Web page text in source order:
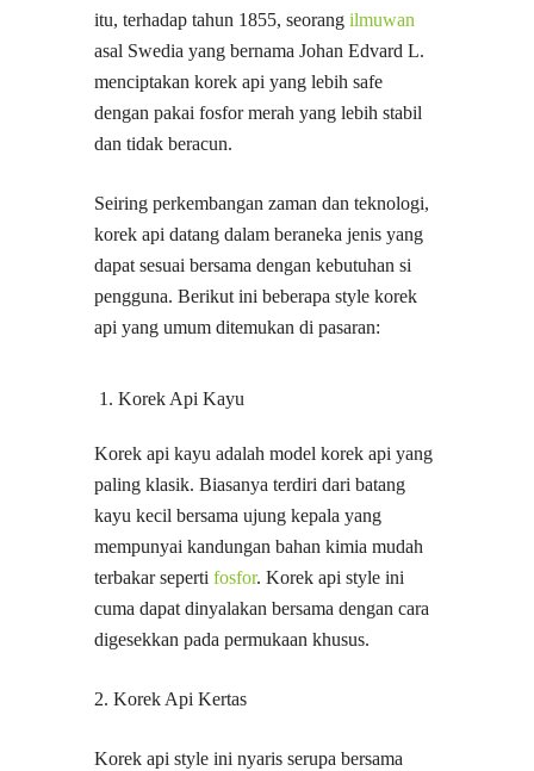
itu, terhadap tahun 1855, seorang ilmuwan
asal Swedia yang bernama Johan Edvard L.
menciptakan korek api yang lebih safe
dengan pakai fosfor merah yang lebih stabil
dan tidak beracun.
Seiring perkembangan zaman dan teknologi,
korek api datang dalam beraneka jenis yang
dapat sesuai bersama dengan kebutuhan si
pengguna. Berikut ini beberapa style korek
api yang umum ditemukan di pasaran:
Korek Api Kayu
Korek api kayu adalah model korek api yang
paling klasik. Biasanya terdiri dari batang
kayu kecil bersama ujung kepala yang
mempunyai kandungan bahan kimia mudah
terbakar seperti fosfor. Korek api style ini
cuma dapat dinyalakan bersama dengan cara
digesekkan pada permukaan khusus.
2. Korek Api Kertas
Korek api style ini nyaris serupa bersama